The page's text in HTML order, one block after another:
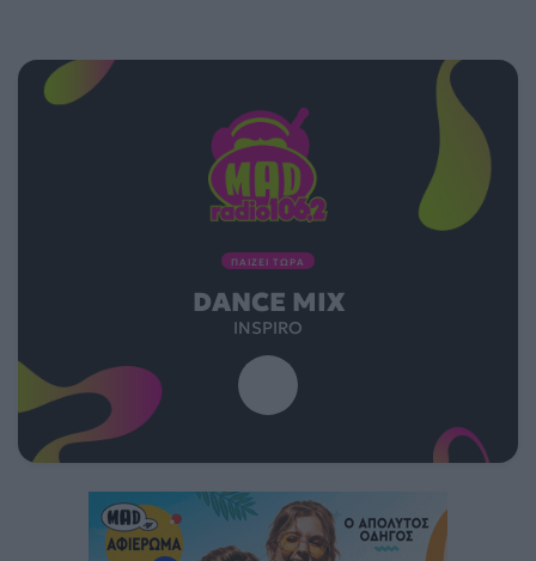
ΠΑΙΖΕΙ ΤΩΡΑ
DANCE MIX
INSPIRO